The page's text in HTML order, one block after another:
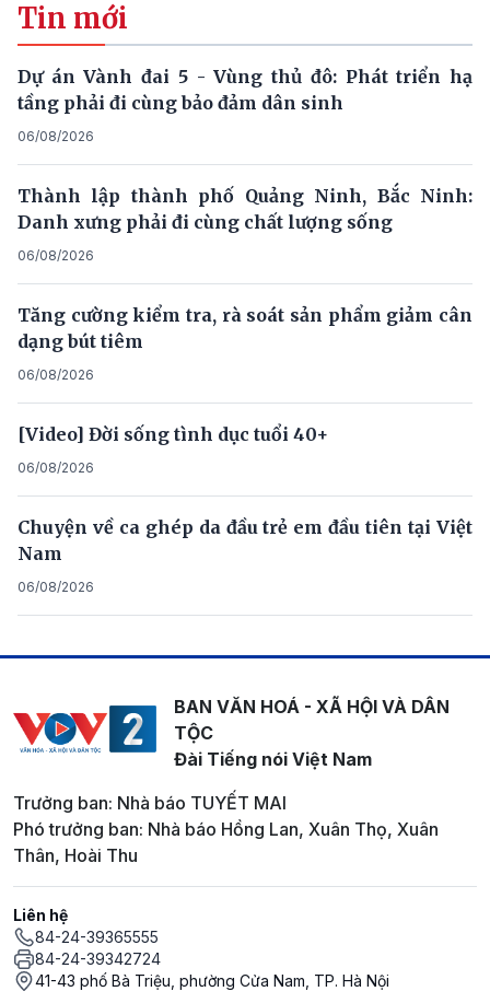
Tin mới
Dự án Vành đai 5 - Vùng thủ đô: Phát triển hạ
tầng phải đi cùng bảo đảm dân sinh
06/08/2026
Thành lập thành phố Quảng Ninh, Bắc Ninh:
Danh xưng phải đi cùng chất lượng sống
06/08/2026
Tăng cường kiểm tra, rà soát sản phẩm giảm cân
dạng bút tiêm
06/08/2026
[Video] Đời sống tình dục tuổi 40+
06/08/2026
Chuyện về ca ghép da đầu trẻ em đầu tiên tại Việt
Nam
06/08/2026
BAN VĂN HOÁ - XÃ HỘI VÀ DÂN
TỘC
Đài Tiếng nói Việt Nam
Trưởng ban: Nhà báo TUYẾT MAI
Phó trưởng ban: Nhà báo Hồng Lan, Xuân Thọ, Xuân
Thân, Hoài Thu
Liên hệ
84-24-39365555
84-24-39342724
41-43 phố Bà Triệu, phường Cửa Nam, TP. Hà Nội